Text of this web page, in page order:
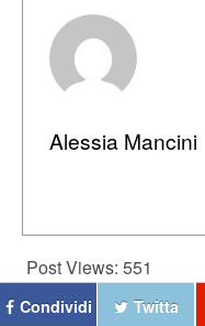
Alessia Mancini
Post Views: 551
Condividi Twitta